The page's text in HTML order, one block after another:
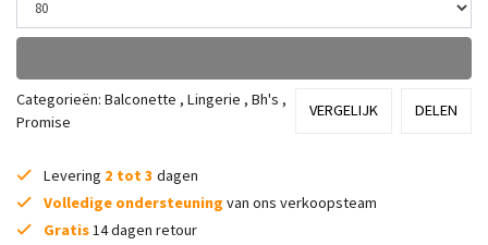
Categorieën: Balconette , Lingerie , Bh's ,
Promise
VERGELIJK DELEN
Levering 2 tot 3 dagen
Volledige ondersteuning van ons verkoopsteam
Gratis14 dagen retour